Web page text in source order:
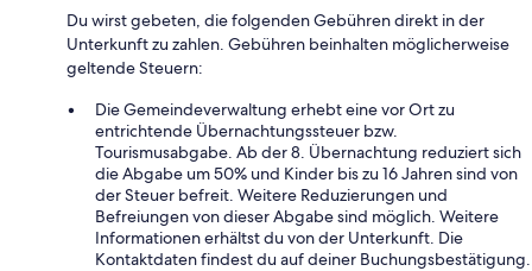
Du wirst gebeten, die folgenden Gebühren direkt in der
Unterkunft zu zahlen. Gebühren beinhalten möglicherweise
geltende Steuern:
Die Gemeindeverwaltung erhebt eine vor Ort zu
entrichtende Übernachtungssteuer bzw.
Tourismusabgabe. Ab der 8. Übernachtung reduziert sich
die Abgabe um 50% und Kinder bis zu 16 Jahren sind von
der Steuer befreit. Weitere Reduzierungen und
Befreiungen von dieser Abgabe sind möglich. Weitere
Informationen erhältst du von der Unterkunft. Die
Kontaktdaten findest du auf deiner Buchungsbestätigung.